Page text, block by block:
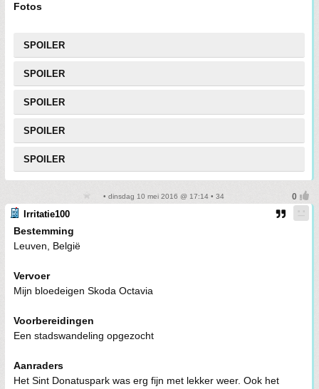
Fotos
SPOILER
SPOILER
SPOILER
SPOILER
SPOILER
• dinsdag 10 mei 2016 @ 17:14 • 34
Irritatie100
Bestemming
Leuven, België
Vervoer
Mijn bloedeigen Skoda Octavia
Voorbereidingen
Een stadswandeling opgezocht
Aanraders
Het Sint Donatuspark was erg fijn met lekker weer. Ook het